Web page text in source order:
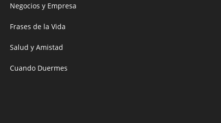
Negocios y Empresa
Frases de la Vida
Salud y Amistad
Cuando Duermes